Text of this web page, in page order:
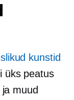
kunstid
üks peatus
muud